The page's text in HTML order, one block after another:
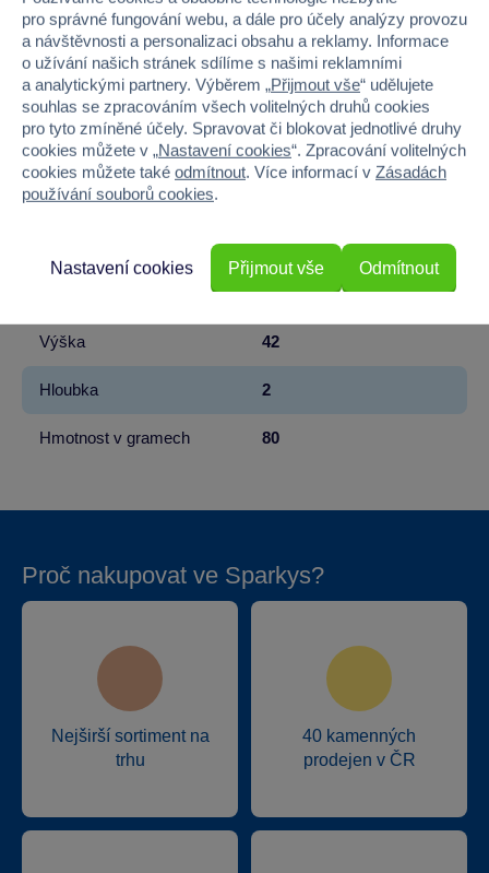
EAN 9355645001471
Kód produktu 27MA-MM145
Značka Madmia
Věk od 6
Pohlaví
TEXTIL
9
Výška 42
Hloubka 2
Hmotnost v gramech 80
Proč nakupovat ve Sparkys?
Nejširší sortiment na
trhu
40 kamenných
prodejen v ČR
pro správné fungování webu, a dále pro účely analýzy provozu
a návštěvnosti a personalizaci obsahu a reklamy. Informace
o užívání našich stránek sdílíme s našimi reklamními
a analytickými partnery. Výběrem „Přijmout vše“ udělujete
souhlas se zpracováním všech volitelných druhů cookies
pro tyto zmíněné účely. Spravovat či blokovat jednotlivé druhy
cookies můžete v „Nastavení cookies“. Zpracování volitelných
cookies můžete také odmítnout. Více informací v Zásadách
používání souborů cookies.
Odmítnout
Nastavení cookies Přijmout vše